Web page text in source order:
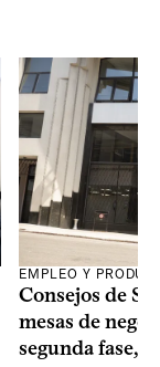
EMPLEO Y
Consejos de
mesas de
segunda fase,